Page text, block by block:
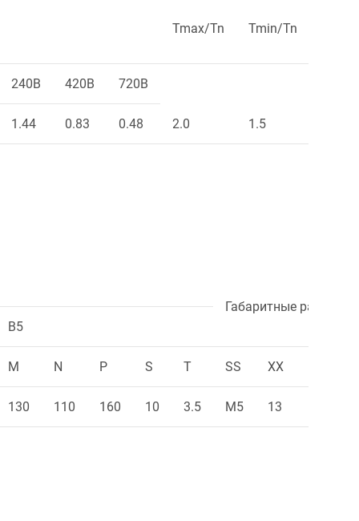
Tmax/Tn Tmin/Tn
240В 420В 720В
1.44 0.83 0.48 2.0 1.5
Габаритные размеры
B5
M N P S T SS XX
130 110 160 10 3.5 M5 13